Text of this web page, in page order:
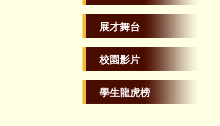
展才舞台
校園影片
學生龍虎榜